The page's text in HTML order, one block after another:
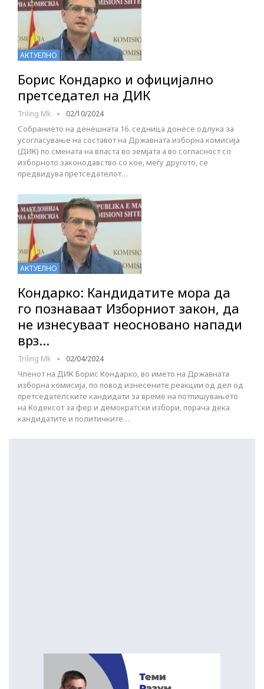
АКТУЕЛНО
Борис Кондарко и официјално
претседател на ДИК
Triling Mk 02/10/2024
Собранието на денешната 16. седница донесе одлука за
усогласување на составот на Државната изборна комисија
(ДИК) по смената на власта во земјата а во согласност со
изборното законодавство со кое, меѓу другото, се
предвидува претседателот…
АКТУЕЛНО
Кондарко: Кандидатите мора да
го познаваат Изборниот закон, да
не изнесуваат неосновано напади
врз…
Triling Mk 02/04/2024
Членот на ДИК Борис Кондарко, во името на Државната
изборна комисија, по повод изнесените реакции од дел од
претседателските кандидати за време на потпишувањето
на Кодексот за фер и демократски избори, порача дека
кандидатите и политичките…